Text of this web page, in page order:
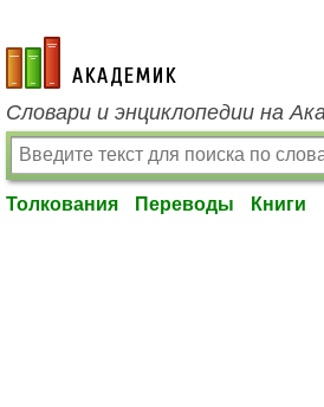
academic.ru
Словари и энциклопедии на
Толкования Переводы Книги